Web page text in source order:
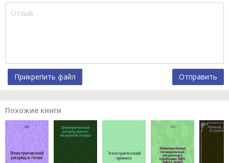
Прикрепить файл Отправить
Похожие книги